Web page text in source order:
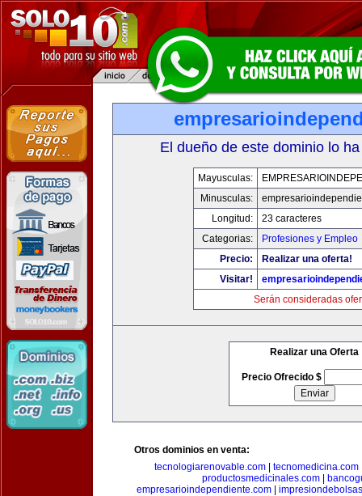
El dueño de este dominio lo
Mayusculas:
Minusculas:
Longitud:
23 caracteres
Categorias:
Profesiones y Empleo
Precio:
Realizar una oferta!
Visitar!
Serán consideradas
Realizar una Oferta
Precio Ofrecido $
Otros dominios en venta:
tecnologiarenovable.com
tecnomedicina.com
productosmedicinales.com|
empresarioindependiente.com